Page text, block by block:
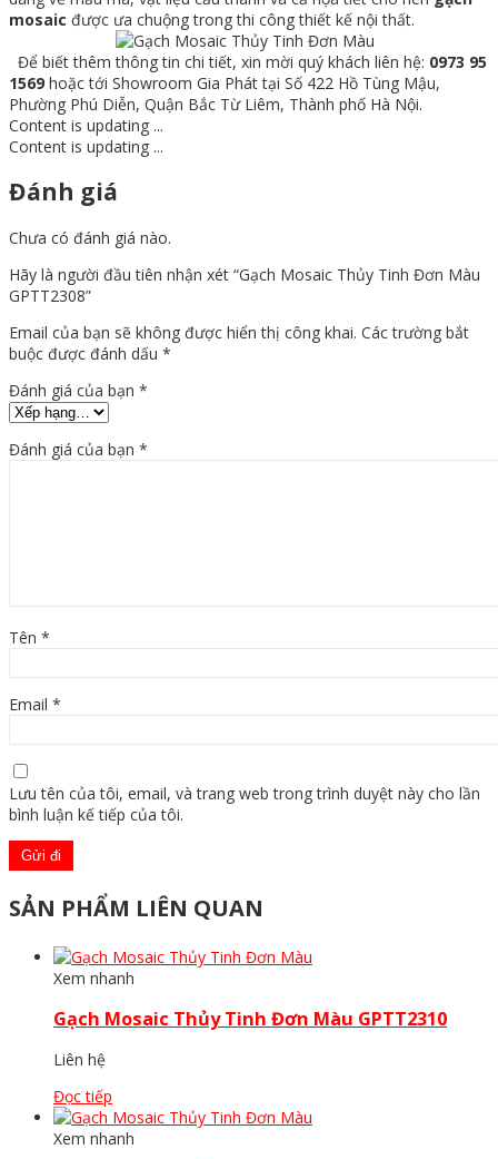
mosaic được ưa chuộng trong thi công thiết kế nội thất.
Để biết thêm thông tin chi tiết, xin mời quý khách liên hệ: 0973 95
1569 hoặc tới Showroom Gia Phát tại Số 422 Hồ Tùng Mậu,
Phường Phú Diễn, Quận Bắc Từ Liêm, Thành phố Hà Nội.
Content is updating ...
Content is updating ...
Đánh giá
Chưa có đánh giá nào.
Hãy là người đầu tiên nhận xét “Gạch Mosaic Thủy Tinh Đơn Màu
GPTT2308”
Email của bạn sẽ không được hiển thị công khai. Các trường bắt
buộc được đánh dấu *
Đánh giá của bạn *
Đánh giá của bạn *
Tên *
Email *
Lưu tên của tôi, email, và trang web trong trình duyệt này cho lần
bình luận kế tiếp của tôi.
SẢN PHẨM LIÊN QUAN
Xem nhanh
Gạch Mosaic Thủy Tinh Đơn Màu GPTT2310
Liên hệ
Đọc tiếp
Xem nhanh